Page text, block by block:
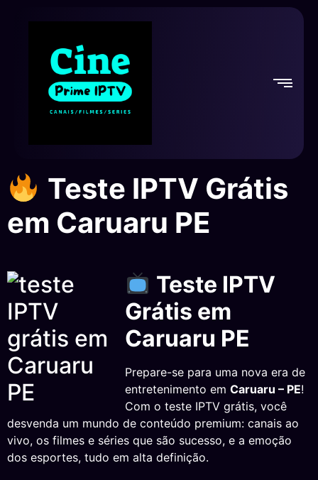
Teste IPTV Grátis
em Caruaru PE
Teste IPTV
Grátis em
Caruaru PE
Prepare-se para uma nova era de
entretenimento em Caruaru – PE!
Com o teste IPTV grátis, você
desvenda um mundo de conteúdo premium: canais ao
vivo, os filmes e séries que são sucesso, e a emoção
dos esportes, tudo em alta definição.